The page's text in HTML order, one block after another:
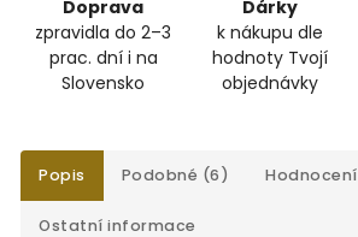
Doprava
zpravidla do 2–3
prac. dní i na
Slovensko
Dárky
k nákupu dle
hodnoty Tvojí
objednávky
Popis Podobné (6) Hodnocení
Ostatní informace